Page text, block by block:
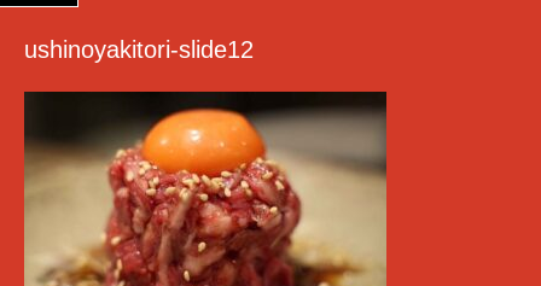
ushinoyakitori-slide12